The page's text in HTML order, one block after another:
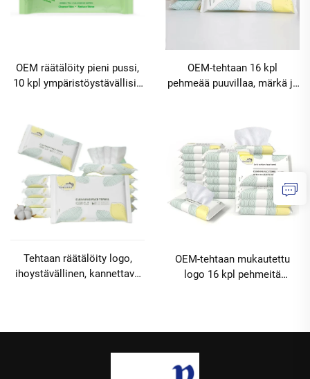
OEM räätälöity pieni pussi,
10 kpl ympäristöystävällisiä
miehille ja naisille,
kannettava,
opiskelijatarvikkeet Pienin
tilausmäärä 10000
pakkausta
OEM-tehtaan 16 kpl
pehmeää puuvillaa, märkä ja
naistenhoitoon,
ympäristöystävällinen,
räätälöitävällä logolla Pienin
tilausmäärä 10000
pakkausta
Tehtaan räätälöity logo,
ihoystävällinen, kannettava
käsien ja naistenhoitoon
Pienin tilausmäärä 10000
OEM-tehtaan mukautettu
logo 16 kpl pehmeitä
ja käsien puhdistukseen
kannettava naiskäyttöön
MOQ10000pakkausta